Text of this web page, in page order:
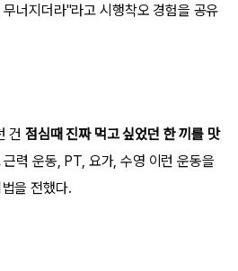
너지더라"라고 시행착오 경험을 공유
건 점심때 진짜 먹고 싶었던 한 끼를 맛
근력 운동, PT, 요가, 수영 이런 운동을
을 전했다.